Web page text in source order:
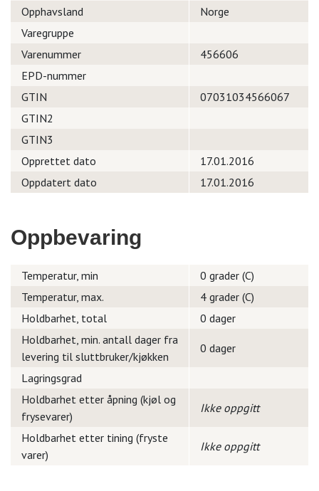
Opphavsland
Norge
Varegruppe
Varenummer
456606
EPD-nummer
GTIN
07031034566067
GTIN2
GTIN3
Opprettet dato
17.01.2016
Oppdatert dato
17.01.2016
Oppbevaring
Temperatur, min
0 grader (C)
Temperatur, max.
4 grader (C)
Holdbarhet, total
0 dager
Holdbarhet, min. antall dager fra
levering til sluttbruker/kjøkken
0 dager
Lagringsgrad
Holdbarhet etter åpning (kjøl og
frysevarer)
Ikke oppgitt
Holdbarhet etter tining (fryste
varer)
Ikke oppgitt